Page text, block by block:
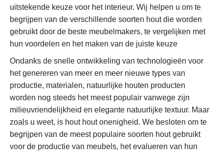
uitstekende keuze voor het interieur. Wij helpen u om te
begrijpen van de verschillende soorten hout die worden
gebruikt door de beste meubelmakers, te vergelijken met
hun voordelen en het maken van de juiste keuze
Ondanks de snelle ontwikkeling van technologieën voor
het genereren van meer en meer nieuwe types van
productie, materialen, natuurlijke houten producten
worden nog steeds het meest populair vanwege zijn
milieuvriendelijkheid en elegante natuurlijke textuur. Maar
zoals u weet, is hout hout onenigheid. We besloten om te
begrijpen van de meest populaire soorten hout gebruikt
voor de productie van meubels, het evalueren van hun